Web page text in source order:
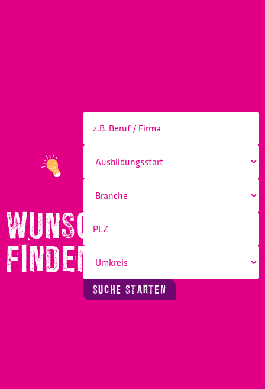
WUNSCHBERUF
FINDEN!
SUCHE STARTEN